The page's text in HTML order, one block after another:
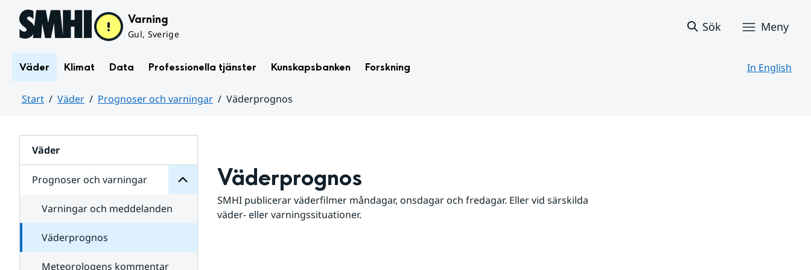
Hoppa till sidans innehåll Varning
Gul, Sverige
Sök Meny
Väder Klimat Data Professionella tjänster Kunskapsbanken Forskning In English
Start Väder Prognoser och varningar
Väderprognos
Väder
Prognoser och varningar
för
varningar
Varningar och meddelanden
Väderprognos
Meteorologens kommentar
Väderprognos
SMHI publicerar väderfilmer måndagar, onsdagar och fredagar. Eller vid särskilda
väder- eller varningssituationer.